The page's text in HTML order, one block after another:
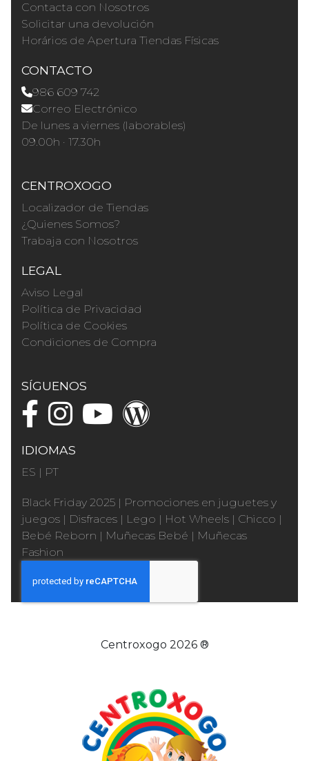
Contacta con Nosotros
Solicitar una devolución
Horários de Apertura Tiendas Físicas
CONTACTO
986 609 742
Correo Electrónico
De lunes a viernes (laborables)
09.00h · 17.30h
CENTROXOGO
Localizador de Tiendas
¿Quienes Somos?
Trabaja con Nosotros
LEGAL
Aviso Legal
Política de Privacidad
Política de Cookies
Condiciones de Compra
SÍGUENOS
IDIOMAS
ES | PT
Black Friday 2025 | Promociones en juguetes y
juegos | Disfraces | Lego | Hot Wheels | Chicco |
Bebé Reborn | Muñecas Bebé | Muñecas
Fashion
Centroxogo 2026 ®